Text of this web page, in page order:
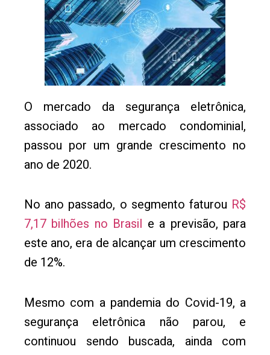
O mercado da segurança eletrônica,
associado ao mercado condominial,
passou por um grande crescimento no
ano de 2020.
No ano passado, o segmento faturou R$
7,17 bilhões no Brasil e a previsão, para
este ano, era de alcançar um crescimento
de 12%.
Mesmo com a pandemia do Covid-19, a
segurança eletrônica não parou, e
continuou sendo buscada, ainda com